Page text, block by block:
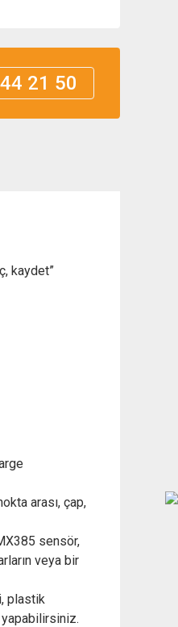
21 50
kaydet”
arası, çap,
sensör,
veya bir
plastik